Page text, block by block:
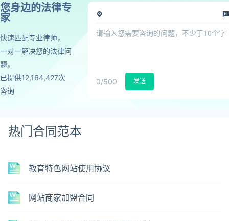
您身边的法律专
家
快速匹配专业律师，
一对一解决您的法律问
题，
已提供12,164,427次
咨询
0/500 发送
热门合同范本
教育特色网站使用协议
网站商家加盟合同